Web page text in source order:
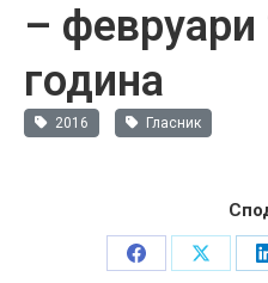
–
година
2016 Гласник
Share
Share